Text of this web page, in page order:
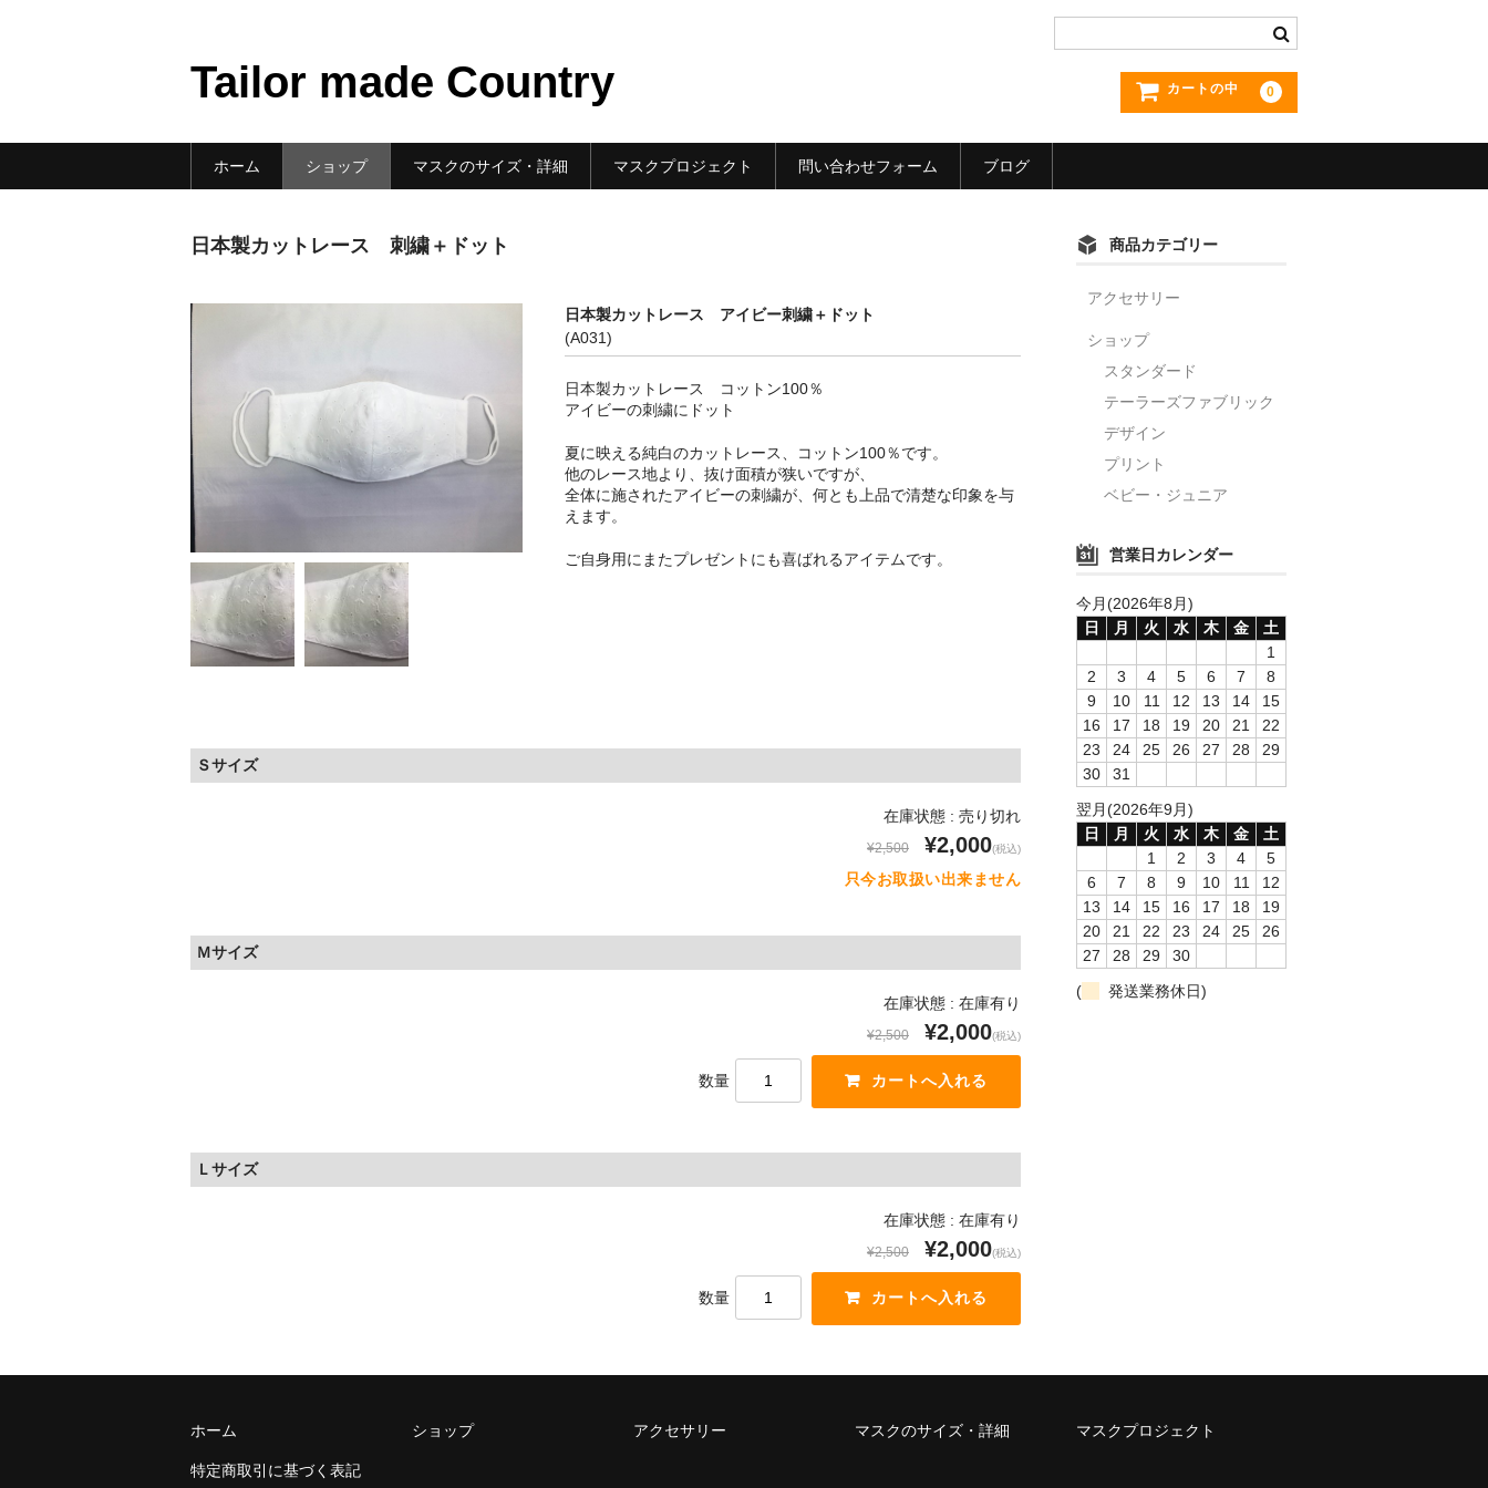
Tailor made Country カートの中 0
ホーム ショップ マスクのサイズ・詳細 マスクプロジェクト 問い合わせフォーム ブログ
日本製カットレース 刺繍＋ドット
日本製カットレース アイビー刺繍＋ドット
(A031)
日本製カットレース コットン100％
アイビーの刺繍にドット
夏に映える純白のカットレース、コットン100％です。
他のレース地より、抜け面積が狭いですが、
全体に施されたアイビーの刺繍が、何とも上品で清楚な印象を与
えます。
ご自身用にまたプレゼントにも喜ばれるアイテムです。
Ｓサイズ
在庫状態 : 売り切れ
¥2,500 ¥2,000(税込)
只今お取扱い出来ません
Ｍサイズ
在庫状態 : 在庫有り
¥2,500 ¥2,000(税込)
数量
Ｌサイズ
在庫状態 : 在庫有り
¥2,500 ¥2,000(税込)
数量
商品カテゴリー
アクセサリー
ショップ
スタンダード
テーラーズファブリック
デザイン
プリント
ベビー・ジュニア
営業日カレンダー
今月(2026年8月)
日
月 火 水 木 金
土
1
2
3 4 5 6 7
8
9
10 11 12 13 14
15
16
17 18 19 20 21
22
23
24 25 26 27 28
29
30
31
翌月(2026年9月)
日
月 火 水 木 金
土
1
2 3 4
5
6
7 8 9 10 11
12
13
14 15 16 17 18
19
20
21 22 23 24 25
26
27
28 29
30
(
発送業務休日)
ホーム ショップ アクセサリー マスクのサイズ・詳細 マスクプロジェクト
特定商取引に基づく表記